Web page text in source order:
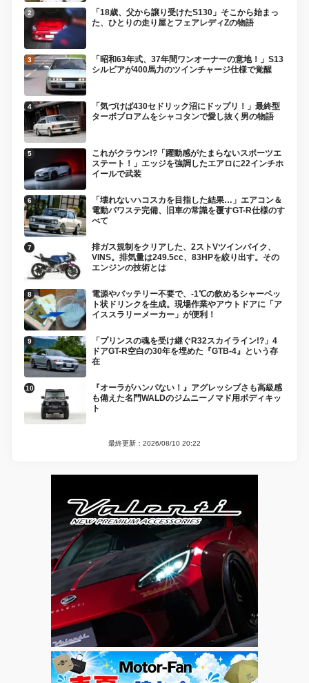
「18歳、父から譲り受けたS130」そこから始まっ
た、ひとりの走り屋とフェアレディZの物語
「昭和63年式、37年間ワンオーナーの意地！」S13
シルビアが400馬力のツインチャージ仕様で覚醒
「気づけば430セドリック沼にドップリ！」最終型
ターボブロアムをシャコタンで愛し抜く男の物語
これがクラウン!?「躍動感がたまらないスポーツエ
ステート！」エッジを強調したエアロに22インチホ
イールで武装
「壊れないハコスカを目指した結果…」エアコン＆
電動パワステ完備、旧車の常識を覆すGT-R仕様のす
べて
排ガス規制をクリアした、2ストVツインバイク、
VINS。排気量は249.5cc、83HPを絞り出す。その
エンジンの技術とは
電源やバッテリー不要で、-1℃の飲めるシャーベッ
ト状ドリンクを生成。現場作業やアウトドアに「ア
イススラリーメーカー」が便利！
「プリンスの魂を受け継ぐR32スカイライン!?」4
ドアGT-R空白の30年を埋めた『GTB-4』という存
在
『オーラがハンパない！』アグレッシブさも高級感
も備えた名門WALDのジムニーノマド用ボディキッ
ト
最終更新：2026/08/10 20:22